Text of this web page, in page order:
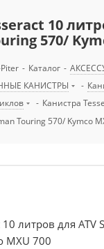
10
570/
- Каталог -
КАНИСТРЫ
-
- Канистра
Touring 570/ Kymco
10 литров для ATV
MXU 700